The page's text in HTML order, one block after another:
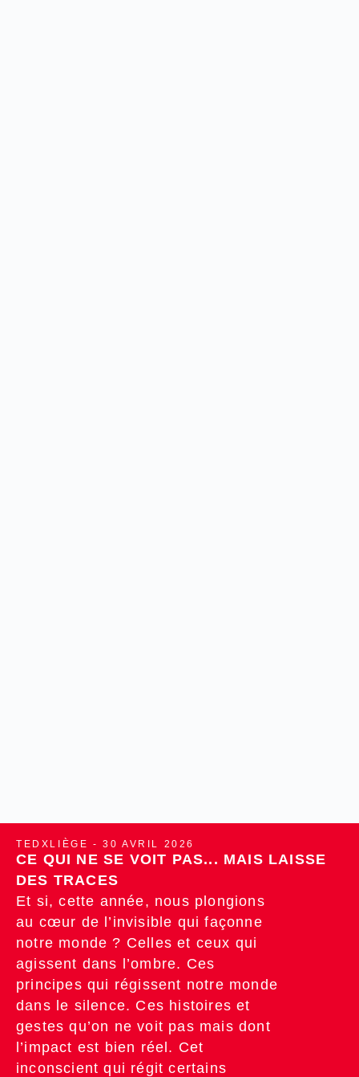
TEDXLIÈGE - 30 AVRIL 2026
CE QUI NE SE VOIT PAS... MAIS LAISSE
DES TRACES
Et si, cette année, nous plongions
au cœur de l’invisible qui façonne
notre monde ? Celles et ceux qui
agissent dans l’ombre. Ces
principes qui régissent notre monde
dans le silence. Ces histoires et
gestes qu’on ne voit pas mais dont
l’impact est bien réel. Cet
inconscient qui régit certains